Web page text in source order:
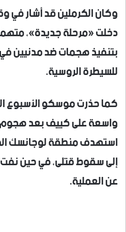
وكان الكرملين قد أشار في
دخلت «مرحلة جديدة»،
بتنفيذ هجمات ضد مدنيين
للسيطرة الروسية.
كما حذرت موسكو الأسبوع
واسعة على كييف بعد
استهدف منطقة لوجانسك
إلى سقوط قتلى، في حين
عن العملية.